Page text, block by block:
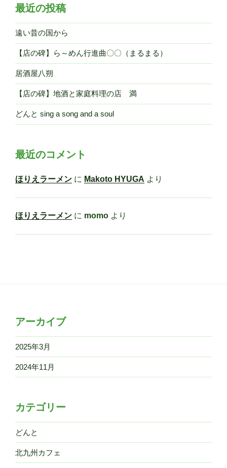
料
の
店
満”
の
最近の投稿
遠い昔の国から
【店の碑】ら～めん行進曲〇〇（まるまる）
居酒屋八朔
【店の碑】地酒と家庭料理の店 満
どんと sing a song and a soul
最近のコメント
ほりえラーメン に Makoto HYUGA より
ほりえラーメン に momo より
アーカイブ
2025年3月
2024年11月
カテゴリー
どんと
北九州カフェ